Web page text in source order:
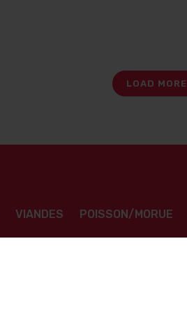
LOAD MORE
VIANDES POISSON/MORUE